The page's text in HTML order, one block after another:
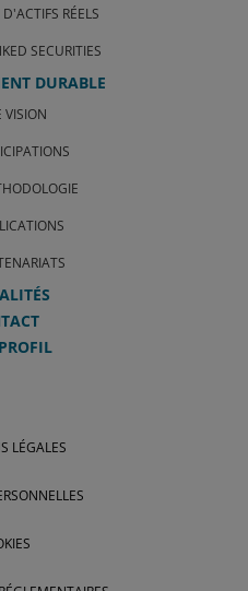
RÉELS
SECURITIES
DURABLE
VISION
LÉGALES